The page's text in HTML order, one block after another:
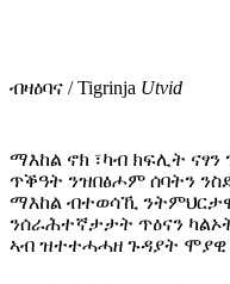
ብዛዕባና / Tigrinja Utvid
ማእከል ኖክ ፣ካብ ክፍሊት
ጥቕዓት ንዝበፅሖም ሰባትን
ማእከል ብተወሳኺ
ንሰራሕተኛታታት ጥዕናን
ኣብ ዝተተሓሓዘ ጉዳያት ሞያዊ